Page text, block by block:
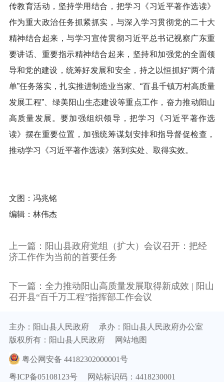
传教育活动，坚持学用结合，把学习《习近平著作选读》
作为重大政治任务抓紧抓实，与深入学习贯彻党的二十大
精神结合起来，与学习宣传贯彻习近平总书记视察广东重
要讲话、重要指示精神结合起来，坚持和加强党的全面领
导和党的建设，统筹好发展和安全，持之以恒抓好“两个清
单”任务落实，扎实推进制造业当家、“百县千镇万村高质量
发展工程”、绿美阳山生态建设等重点工作，奋力推动阳山
高质量发展。要加强组织领导，把学习《习近平著作选
读》摆在重要位置，加强统筹谋划安排和指导督促检查，
推动学习《习近平著作选读》落到实处、取得实效。
文图：冯兆铭
编辑：林伟杰
上一篇：阳山县政府党组（扩大）会议召开：把经
济工作作为当前的首要任务
下一篇：全力推动阳山高质量发展取得新成效 | 阳山
召开县“百千万工程”指挥部工作会议
主办：阳山县人民政府
承办：阳山县人民政府办公室
版权所有：阳山县人民政府
网站地图
粤公网安备 44182302000001号
粤ICP备05108123号 网站标识码：4418230001